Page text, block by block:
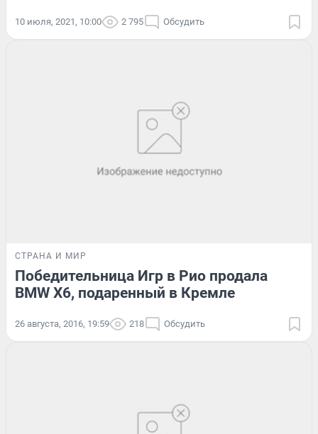
10 июля, 2021, 10:00 2 795 Обсудить
СТРАНА И МИР
Победительница Игр в Рио продала
BMW X6, подаренный в Кремле
26 августа, 2016, 19:59 218 Обсудить